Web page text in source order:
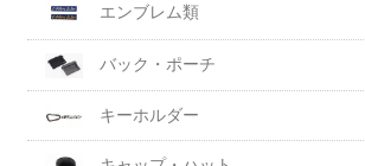
エンブレム類
バック・ポーチ
キーホルダー